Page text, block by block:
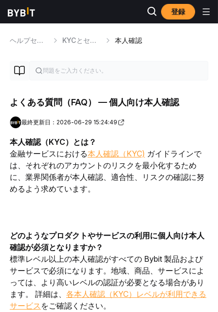
登録
ヘルプセンター KYCとセキュリティの問題 本人確認
よくある質問（FAQ） — 個人向け本人確認
最終更新日：2026-06-29 15:24:49
本人確認（KYC）とは？
金融サービスにおける本人確認（KYC) ガイドラインで
は、それぞれのアカウントのリスクを最小化するため
に、業界関係者が本人確認、適合性、リスクの確認に努
めるよう求めています。
どのようなプロダクトやサービスの利用に個人向け本人
確認が必須となりますか？
標準レベル以上の本人確認がすべての Bybit 製品および
サービスで必須になります。地域、商品、サービスによ
っては、より高いレベルの認証が必要となる場合があり
ます。 詳細は、 各本人確認（KYC）レベルが利用できる
サービス をご確認ください。